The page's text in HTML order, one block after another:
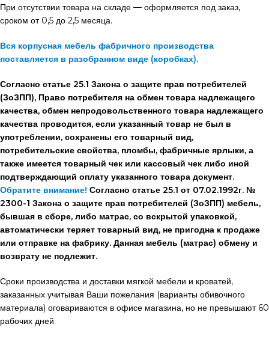
При отсутствии товара на складе — оформляется под заказ,
сроком от 0,5 до 2,5 месяца.
Вся корпусная мебель фабричного производства
поставляется в разобранном виде (коробках).
Согласно статье 25.1 Закона о защите прав потребителей
(ЗоЗПП), Право потребителя на обмен товара надлежащего
качества, обмен непродовольственного товара надлежащего
качества проводится, если указанный товар не был в
употреблении, сохранены его товарный вид,
потребительские свойства, пломбы, фабричные ярлыки, а
также имеется товарный чек или кассовый чек либо иной
подтверждающий оплату указанного товара документ.
Обратите внимание! Согласно статье 25.1 от 07.02.1992г. №
2300-1 Закона о защите прав потребителей (ЗоЗПП) мебель,
бывшая в сборе, либо матрас, со вскрытой упаковкой,
автоматически теряет товарный вид, не пригодна к продаже
или отправке на фабрику. Данная мебель (матрас) обмену и
возврату не подлежит.
Сроки производства и доставки мягкой мебели и кроватей,
заказанных учитывая Ваши пожелания (варианты обивочного
материала) оговариваются в офисе магазина, но не превышают 60
рабочих дней.